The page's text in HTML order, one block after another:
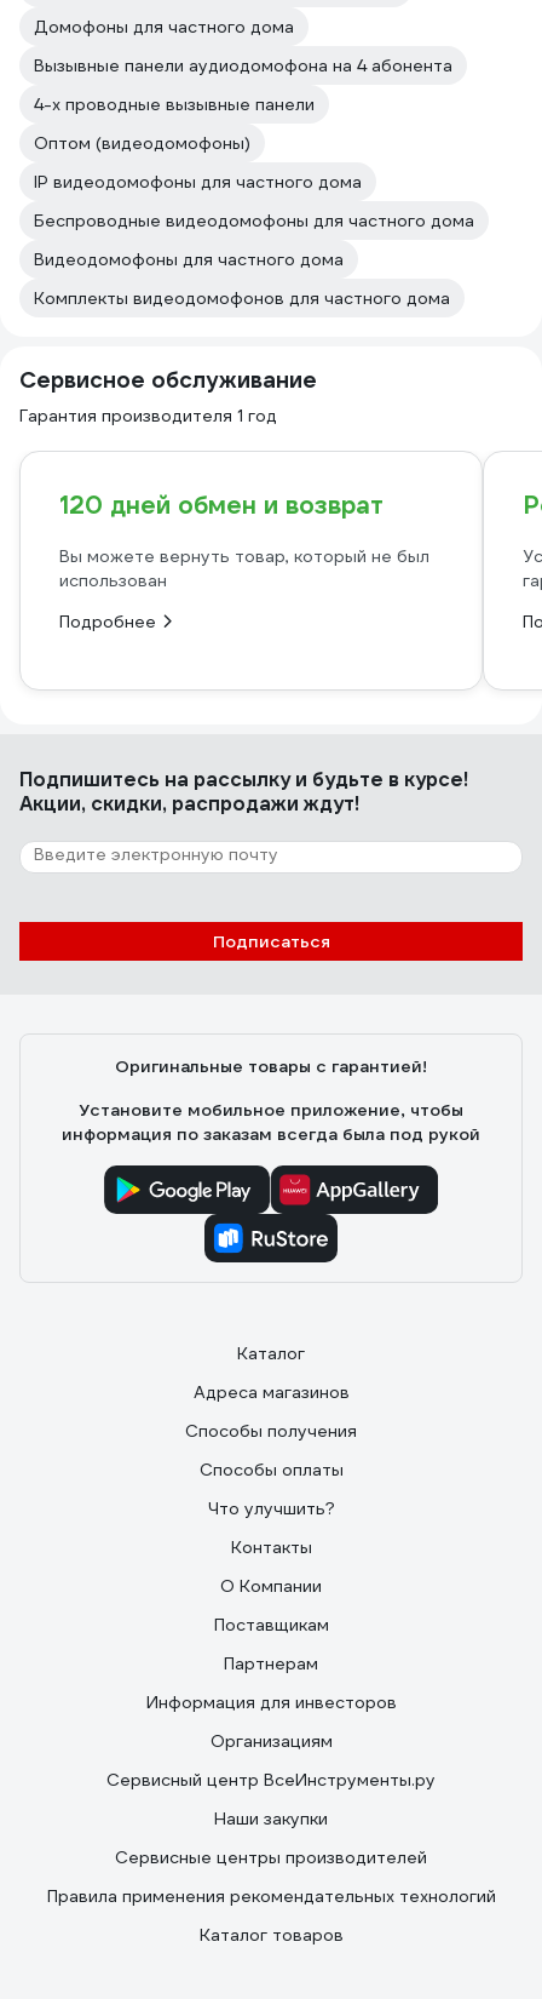
Домофоны для частного дома
Вызывные панели аудиодомофона на 4 абонента
4-х проводные вызывные панели
Оптом (видеодомофоны)
IP видеодомофоны для частного дома
Беспроводные видеодомофоны для частного дома
Видеодомофоны для частного дома
Комплекты видеодомофонов для частного дома
Сервисное обслуживание
Гарантия производителя 1 год
120 дней обмен и возврат
Вы можете вернуть товар, который не был
использован
Подробнее
Подпишитесь на рассылкуи будьте в курсе!
Акции, скидки, распродажи ждут!
Подписаться
Оригинальные товары с гарантией!
Установите мобильное приложение, чтобы
информация по заказам всегда была под рукой
Каталог
Адреса магазинов
Способы получения
Способы оплаты
Что улучшить?
Контакты
О Компании
Поставщикам
Партнерам
Информация для инвесторов
Организациям
Сервисный центр ВсеИнструменты.ру
Наши закупки
Сервисные центры производителей
Правила применения рекомендательных технологий
Каталог товаров